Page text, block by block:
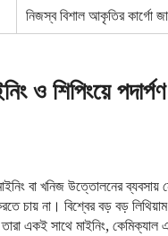
নিজস্ব বিশাল আকৃতির কার্গো
ও শিপিংয়ে পদার্পণ
বা খনিজ উত্তোলনের ব্যবসায়
চায় না। বিশ্বের বড় বড়
একই সাথে মাইনিং, কেমিক্যাল